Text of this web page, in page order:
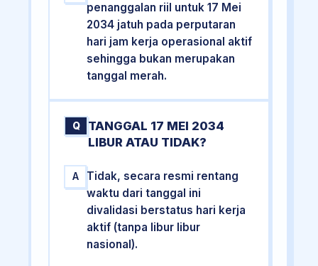
penanggalan riil untuk 17 Mei
2034 jatuh pada perputaran
hari jam kerja operasional aktif
sehingga bukan merupakan
tanggal merah.
Q
TANGGAL 17 MEI 2034
LIBUR ATAU TIDAK?
A
Tidak, secara resmi rentang
waktu dari tanggal ini
divalidasi berstatus hari kerja
aktif (tanpa libur libur
nasional).